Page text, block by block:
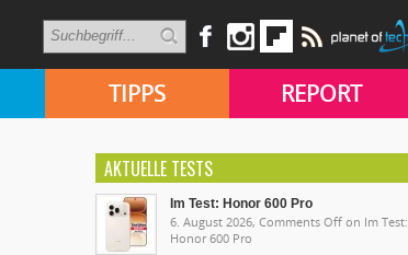
TIPPS REPORT
AKTUELLE TESTS
Im Test: Honor 600 Pro
6. August 2026, Comments Off on Im Test:
Honor 600 Pro